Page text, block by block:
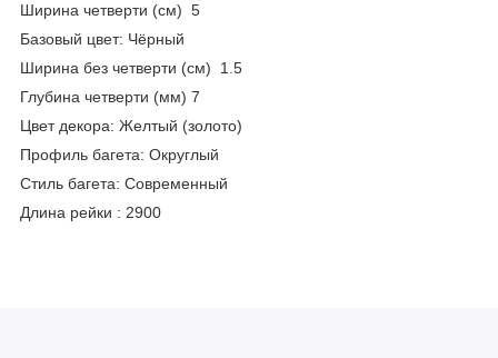
Ширина четверти (см) 5
Базовый цвет: Чёрный
Ширина без четверти (см) 1.5
Глубина четверти (мм) 7
Цвет декора: Желтый (золото)
Профиль багета: Округлый
Стиль багета: Современный
Длина рейки : 2900